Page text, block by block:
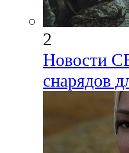
2
Новости
снарядов